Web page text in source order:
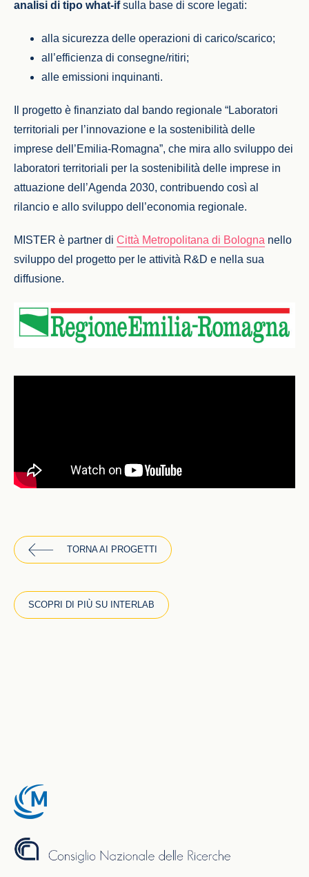
analisi di tipo what-ifsulla base di score legati:
alla sicurezza delle operazioni di carico/scarico;
all’efficienza di consegne/ritiri;
alle emissioni inquinanti.
Il progetto è finanziato dal bando regionale “Laboratori
territoriali per l’innovazione e la sostenibilità delle
imprese dell’Emilia-Romagna”, che mira allo sviluppo dei
laboratori territoriali per la sostenibilità delle imprese in
attuazione dell’Agenda 2030, contribuendo così al
rilancio e allo sviluppo dell’economia regionale.
MISTER è partner di Città Metropolitana di Bologna nello
sviluppo del progetto per le attività R&D e nella sua
diffusione.
TORNA AI PROGETTI
SCOPRI DI PIÙ SU INTERLAB